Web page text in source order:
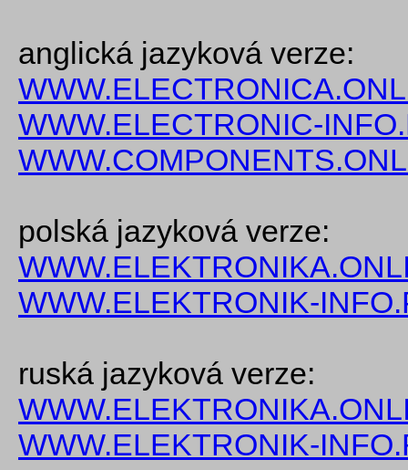
anglická jazyková verze:
WWW.ELECTRONIC-
polská jazyková verze:
WWW.ELEKTRONIK-
ruská jazyková verze:
WWW.ELEKTRONIK-